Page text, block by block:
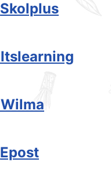
Skolplus
Itslearning
Wilma
Epost